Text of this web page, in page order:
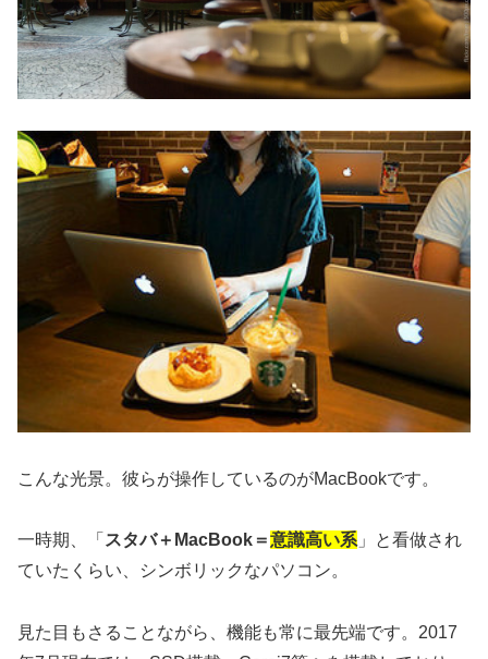
こんな光景。彼らが操作しているのがMacBookです。
一時期、「 スタバ＋MacBook＝意識高い系」と看做され
ていたくらい、シンボリックなパソコン。
見た目もさることながら、機能も常に最先端です。2017